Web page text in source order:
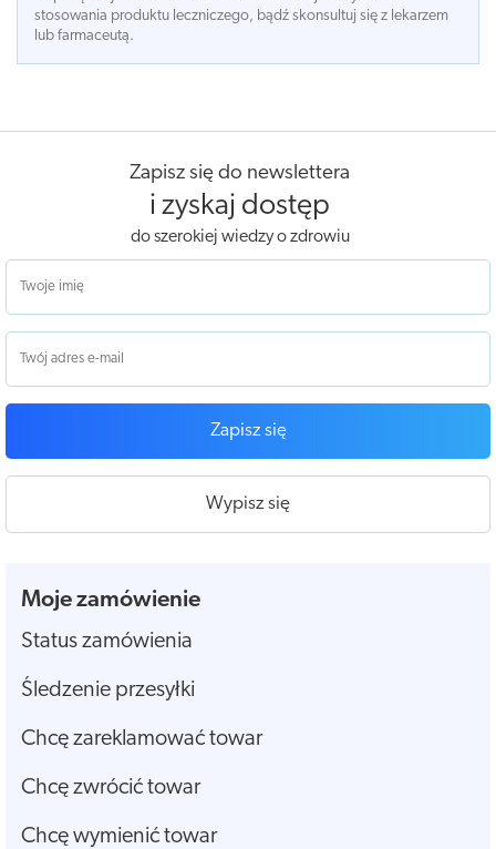
stosowania produktu leczniczego, bądź skonsultuj się z lekarzem
lub farmaceutą.
Zapisz się do newslettera
i zyskaj dostęp
do szerokiej wiedzy o zdrowiu
Zapisz się
Wypisz się
Moje zamówienie
Status zamówienia
Śledzenie przesyłki
Chcę zareklamować towar
Chcę zwrócić towar
Chcę wymienić towar